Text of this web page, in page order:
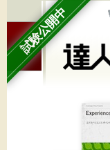
試験公開中